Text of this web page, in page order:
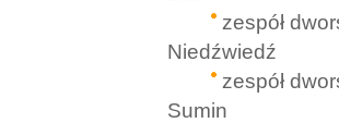
zespół
Niedźwiedź
zespół
Sumin